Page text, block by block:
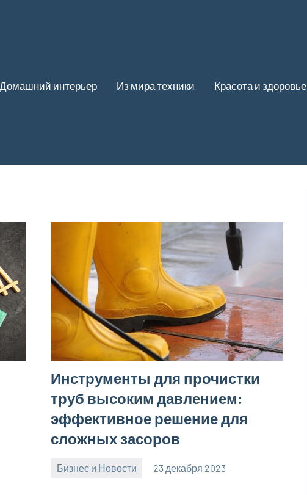
Домашний интерьер Из мира техники Красота и здоровье
Инструменты для прочистки
труб высоким давлением:
эффективное решение для
сложных засоров
Бизнес и Новости 23 декабря 2023